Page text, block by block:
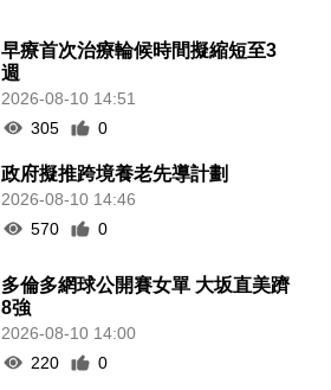
早療首次治療輪候時間擬縮短至3
週
2026-08-10 14:51
305
0
政府擬推跨境養老先導計劃
2026-08-10 14:46
570
0
多倫多網球公開賽女單 大坂直美躋
8強
2026-08-10 14:00
220
0